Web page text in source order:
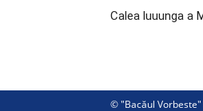
Calea luuunga a
© "Bacăul